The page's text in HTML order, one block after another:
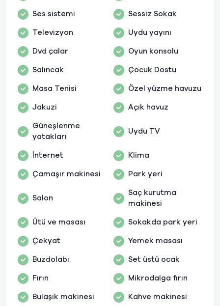
Ses sistemi Sessiz Sokak
Televizyon Uydu yayını
Dvd çalar Oyun konsolu
Salıncak Çocuk Dostu
Masa Tenisi Özel yüzme havuzu
Jakuzi Açık havuz
Güneşlenme
yatakları
Uydu TV
İnternet Klima
Çamaşır makinesi Park yeri
Salon
Saç kurutma
makinesi
Ütü ve masası Sokakda park yeri
Çekyat Yemek masası
Buzdolabı Set üstü ocak
Fırın Mikrodalga fırın
Bulaşık makinesi Kahve makinesi